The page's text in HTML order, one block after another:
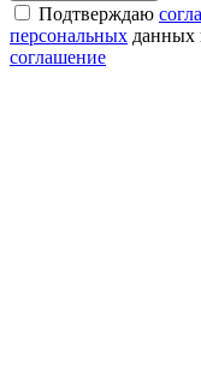
Подтверждаю
персональных
соглашение